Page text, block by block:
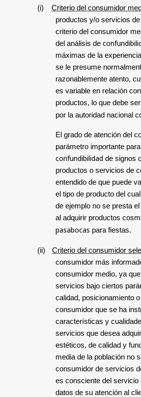
(i) Criterio del consumidor
productos y/o servicios
criterio del consumidor
del análisis de
máximas de la
se le presume
razonablemente atento,
es variable en relación
productos, lo que debe
por la autoridad nacional
El grado de atención del
parámetro importante
confundibilidad de signos
productos o servicios de
entendido de que puede
el tipo de producto del
de ejemplo no se presta
al adquirir productos
pasabocas para fiestas.
(ii) Criterio del consumidor
consumidor más
consumidor medio, ya
servicios bajo ciertos
calidad, posicionamiento
consumidor que se ha
características y
servicios que desea
estéticos, de calidad y
media de la población no
consumidor de servicios
es consciente del
datos de su atención al